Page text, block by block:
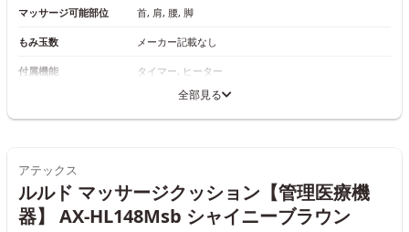
マッサージ可能部位 首, 肩, 腰, 脚
もみ玉数 メーカー記載なし
付属機能 タイマー, ヒーター
全部見る
アテックス
ルルド マッサージクッション【管理医療機
器】 AX-HL148Msb シャイニーブラウン